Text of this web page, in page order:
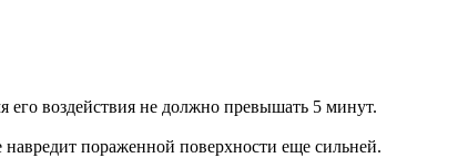
воздействия не должно превышать 5 минут.
пораженной поверхности еще сильней.